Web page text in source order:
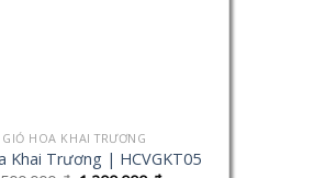
GIỎ HOA KHAI TRƯƠNG
Khai Trương | HCVGKT05